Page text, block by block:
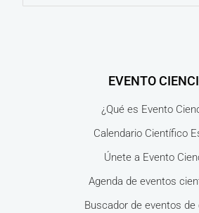
EVENTO
¿Qué es Evento
Calendario Científico
Únete a Evento
Agenda de eventos
Buscador de eventos de